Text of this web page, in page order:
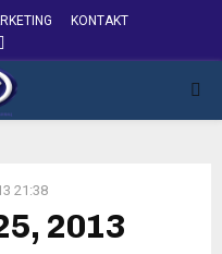
KONTAKT
21:38
2013